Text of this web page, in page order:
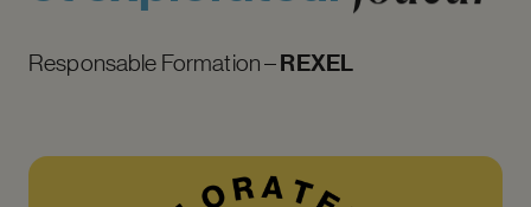
Responsable Formation –REXEL